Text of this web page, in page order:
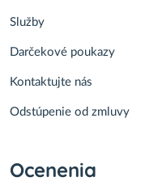
Služby
Darčekové poukazy
Kontaktujte nás
Odstúpenie od zmluvy
Ocenenia